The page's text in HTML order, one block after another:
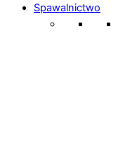
Spawalnictwo